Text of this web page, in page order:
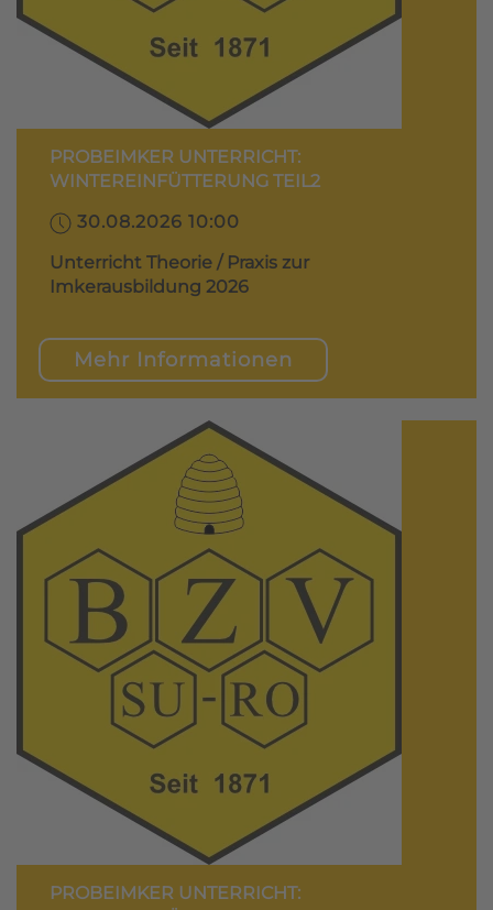
PROBEIMKER UNTERRICHT:
WINTEREINFÜTTERUNG TEIL2
30.08.2026 10:00
Unterricht Theorie / Praxis zur
Imkerausbildung 2026
Mehr Informationen
PROBEIMKER UNTERRICHT: